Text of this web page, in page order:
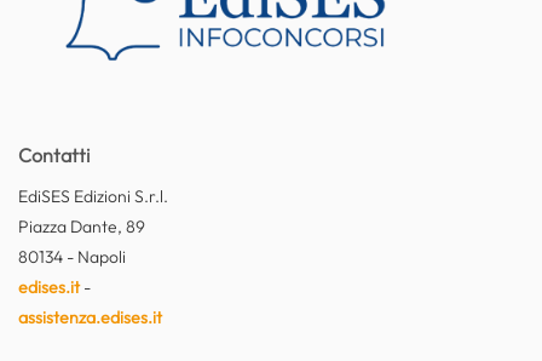
Contatti
EdiSES Edizioni S.r.l.
Piazza Dante, 89
80134 - Napoli
edises.it-
assistenza.edises.it